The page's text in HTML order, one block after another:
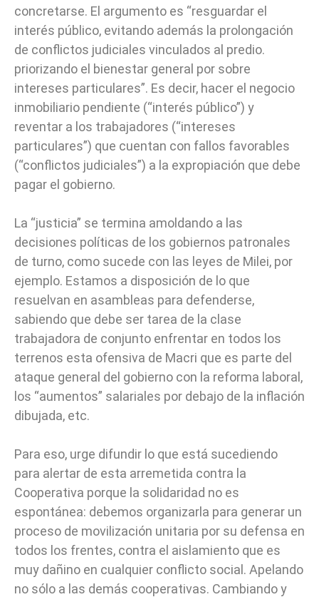
concretarse. El argumento es “resguardar el
interés público, evitando además la prolongación
de conflictos judiciales vinculados al predio.
priorizando el bienestar general por sobre
intereses particulares”. Es decir, hacer el negocio
inmobiliario pendiente (“interés público”) y
reventar a los trabajadores (“intereses
particulares”) que cuentan con fallos favorables
(“conflictos judiciales”) a la expropiación que debe
pagar el gobierno.
La “justicia” se termina amoldando a las
decisiones políticas de los gobiernos patronales
de turno, como sucede con las leyes de Milei, por
ejemplo. Estamos a disposición de lo que
resuelvan en asambleas para defenderse,
sabiendo que debe ser tarea de la clase
trabajadora de conjunto enfrentar en todos los
terrenos esta ofensiva de Macri que es parte del
ataque general del gobierno con la reforma laboral,
los “aumentos” salariales por debajo de la inflación
dibujada, etc.
Para eso, urge difundir lo que está sucediendo
para alertar de esta arremetida contra la
Cooperativa porque la solidaridad no es
espontánea: debemos organizarla para generar un
proceso de movilización unitaria por su defensa en
todos los frentes, contra el aislamiento que es
muy dañino en cualquier conflicto social. Apelando
no sólo a las demás cooperativas. Cambiando y